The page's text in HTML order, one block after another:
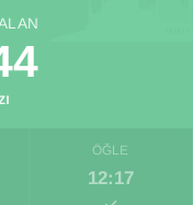
ÖĞLE
12:17